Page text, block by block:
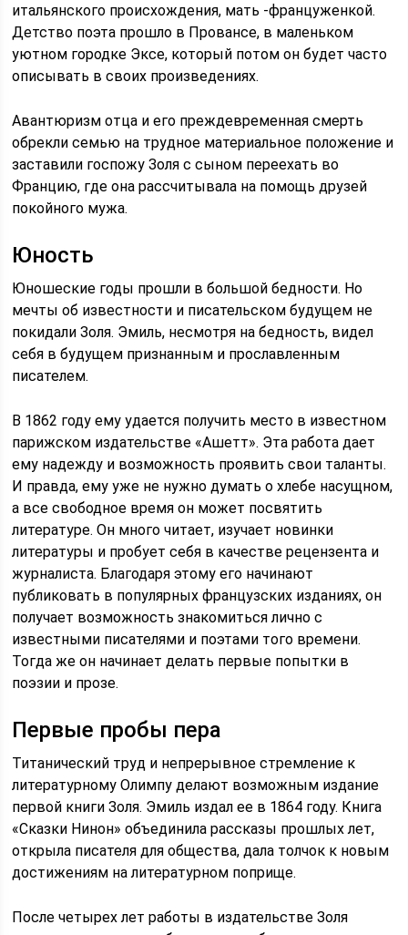
итальянского происхождения, мать -француженкой.
Детство поэта прошло в Провансе, в маленьком
уютном городке Эксе, который потом он будет часто
описывать в своих произведениях.
Авантюризм отца и его преждевременная смерть
обрекли семью на трудное материальное положение и
заставили госпожу Золя с сыном переехать во
Францию, где она рассчитывала на помощь друзей
покойного мужа.
Юность
Юношеские годы прошли в большой бедности. Но
мечты об известности и писательском будущем не
покидали Золя. Эмиль, несмотря на бедность, видел
себя в будущем признанным и прославленным
писателем.
В 1862 году ему удается получить место в известном
парижском издательстве «Ашетт». Эта работа дает
ему надежду и возможность проявить свои таланты.
И правда, ему уже не нужно думать о хлебе насущном,
а все свободное время он может посвятить
литературе. Он много читает, изучает новинки
литературы и пробует себя в качестве рецензента и
журналиста. Благодаря этому его начинают
публиковать в популярных французских изданиях, он
получает возможность знакомиться лично с
известными писателями и поэтами того времени.
Тогда же он начинает делать первые попытки в
поэзии и прозе.
Первые пробы пера
Титанический труд и непрерывное стремление к
литературному Олимпу делают возможным издание
первой книги Золя. Эмиль издал ее в 1864 году. Книга
«Сказки Нинон» объединила рассказы прошлых лет,
открыла писателя для общества, дала толчок к новым
достижениям на литературном поприще.
После четырех лет работы в издательстве Золя